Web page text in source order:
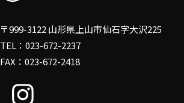
〒999-3122 山形県上山市仙石字大沢225
TEL：023-672-2237
FAX：023-672-2418